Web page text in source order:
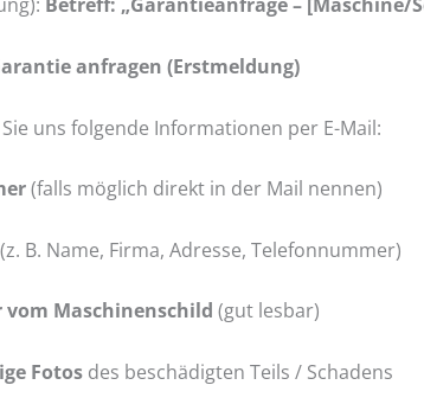
anfragen (Erstmeldung)
uns folgende Informationen per E-Mail:
(falls möglich direkt in der Mail nennen)
(z. B. Name, Firma, Adresse, Telefonnummer)
vom Maschinenschild (gut lesbar)
Fotosdes beschädigten Teils / Schadens